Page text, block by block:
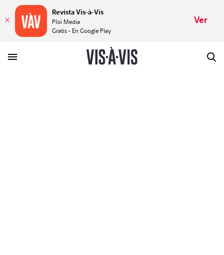
Revista Vis-à-Vis
Ploi Media
Gratis - En Google Play
Ver